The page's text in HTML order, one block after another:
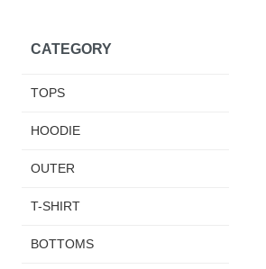
CATEGORY
TOPS
HOODIE
OUTER
T-SHIRT
BOTTOMS